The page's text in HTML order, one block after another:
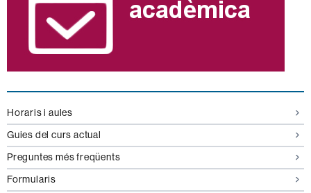
Horaris i aules
Guies del curs actual
Preguntes més freqüents
Formularis